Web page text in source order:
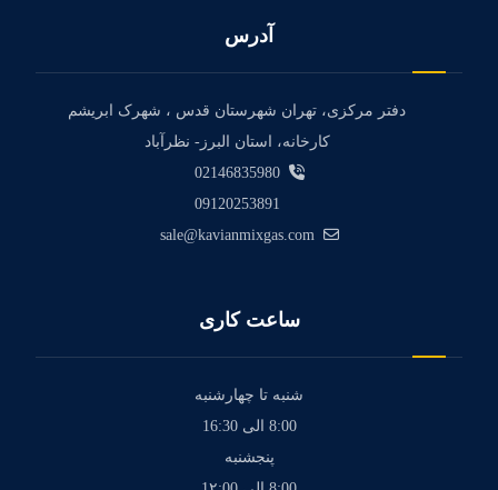
آدرس
دفتر مرکزی، تهران شهرستان قدس ، شهرک ابریشم
کارخانه، استان البرز- نظرآباد
02146835980
09120253891
sale@kavianmixgas.com
ساعت کاری
شنبه تا چهارشنبه
8:00 الی 16:30
پنجشنبه